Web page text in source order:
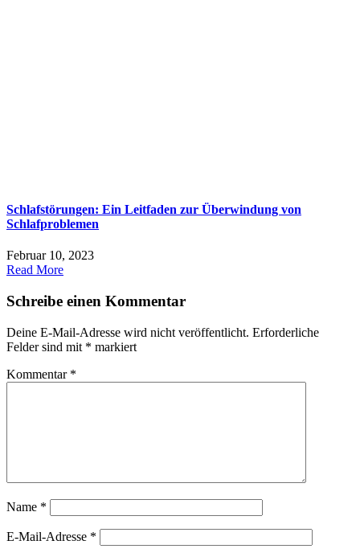
Schlafstörungen: Ein Leitfaden zur Überwindung von
Schlafproblemen
Februar 10, 2023
Read More
Schreibe einen Kommentar
Deine E-Mail-Adresse wird nicht veröffentlicht. Erforderliche
Felder sind mit * markiert
Kommentar *
Name *
E-Mail-Adresse *